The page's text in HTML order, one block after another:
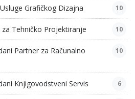
Grafičkog Dizajna 10
Tehničko Projektiranje 10
Partner za Računalno
10
Knjigovodstveni Servis 6